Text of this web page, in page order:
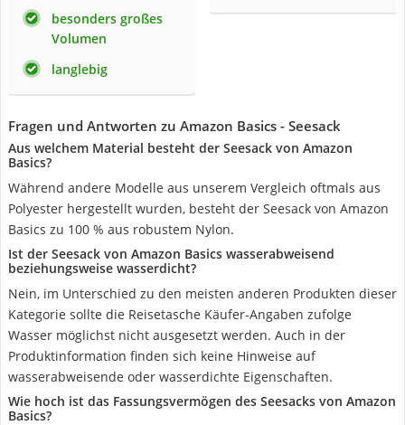
besonders großes
Volumen
langlebig
Fragen und Antworten zu Amazon Basics - Seesack
Aus welchem Material besteht der Seesack von Amazon
Basics?
Während andere Modelle aus unserem Vergleich oftmals aus
Polyester hergestellt wurden, besteht der Seesack von Amazon
Basics zu 100 % aus robustem Nylon.
Ist der Seesack von Amazon Basics wasserabweisend
beziehungsweise wasserdicht?
Nein, im Unterschied zu den meisten anderen Produkten dieser
Kategorie sollte die Reisetasche Käufer-Angaben zufolge
Wasser möglichst nicht ausgesetzt werden. Auch in der
Produktinformation finden sich keine Hinweise auf
wasserabweisende oder wasserdichte Eigenschaften.
Wie hoch ist das Fassungsvermögen des Seesacks von Amazon
Basics?